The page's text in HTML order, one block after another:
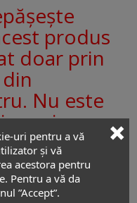
produs
doar prin
Nu este
curier.
uri pentru a vă
și vă
acestora pentru
Pentru a vă da
”Accept”.